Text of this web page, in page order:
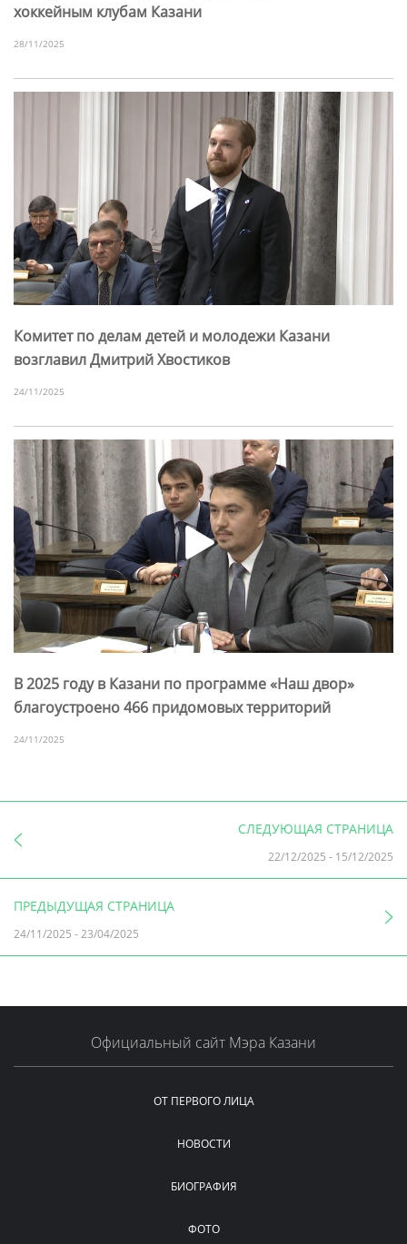
хоккейным клубам Казани
28/11/2025
Комитет по делам детей и молодежи Казани
возглавил Дмитрий Хвостиков
24/11/2025
В 2025 году в Казани по программе «Наш двор»
благоустроено 466 придомовых территорий
24/11/2025
СЛЕДУЮЩАЯ СТРАНИЦА
22/12/2025 - 15/12/2025
ПРЕДЫДУЩАЯ СТРАНИЦА
24/11/2025 -23/04/2025
Официальный сайт Мэра Казани
ОТ ПЕРВОГО ЛИЦА
НОВОСТИ
БИОГРАФИЯ
ФОТО